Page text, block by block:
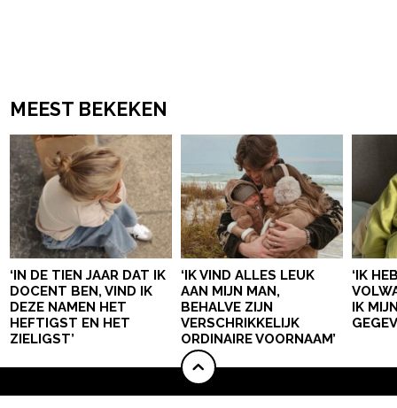
MEEST BEKEKEN
‘IN DE TIEN JAAR DAT IK
DOCENT BEN, VIND IK
DEZE NAMEN HET
HEFTIGST EN HET
ZIELIGST’
‘IK VIND ALLES LEUK
AAN MIJN MAN,
BEHALVE ZIJN
VERSCHRIKKELIJK
ORDINAIRE VOORNAAM’
‘IK
IK